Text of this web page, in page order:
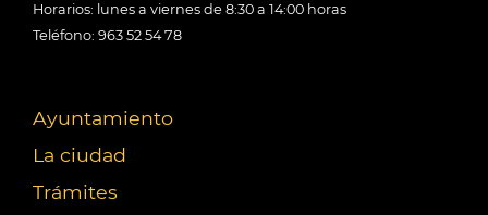
Horarios: lunes a viernes de 8:30 a 14:00 horas
Teléfono: 963 52 54 78
Ayuntamiento
La ciudad
Trámites